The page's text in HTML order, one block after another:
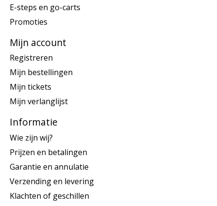
E-steps en go-carts
Promoties
Mijn account
Registreren
Mijn bestellingen
Mijn tickets
Mijn verlanglijst
Informatie
Wie zijn wij?
Prijzen en betalingen
Garantie en annulatie
Verzending en levering
Klachten of geschillen